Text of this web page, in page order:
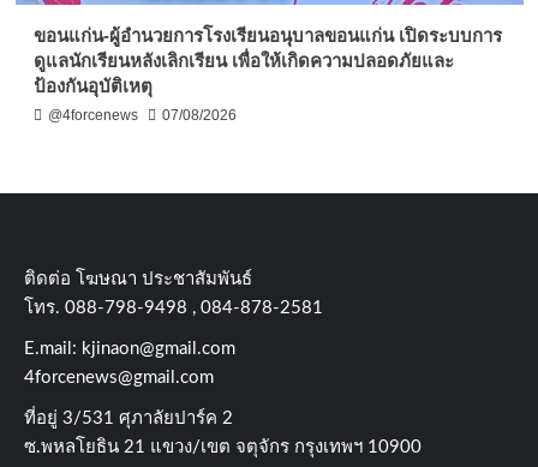
ขอนแก่น-ผู้อำนวยการโรงเรียนอนุบาลขอนแก่น เปิดระบบการ
ดูแลนักเรียนหลังเลิกเรียน เพื่อให้เกิดความปลอดภัยและ
ป้องกันอุบัติเหตุ
@4forcenews 07/08/2026
ติดต่อ​ โฆษณา​ ประชาสัมพันธ์
โทร​. 088-798-9498 , 084-878-2581
E.mail: kjinaon@gmail.com
4forcenews@gmail.com
ที่อยู่​ 3/531​ ศุภาลัยปาร์ค​ 2
ซ.พหลโยธิน​ 21​ แขวง/เขต​ จตุจักร​ กรุงเทพฯ 10900